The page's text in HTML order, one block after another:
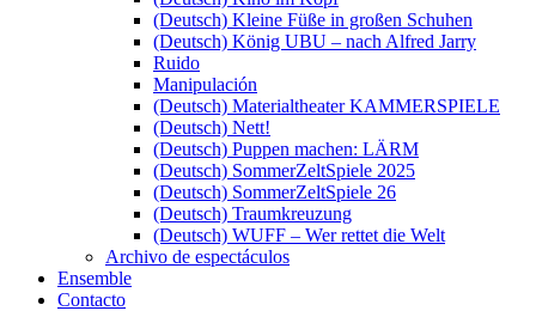
(Deutsch) Kleine Füße in großen Schuhen
(Deutsch) König UBU – nach Alfred Jarry
Ruido
Manipulación
(Deutsch) Materialtheater KAMMERSPIELE
(Deutsch) Nett!
(Deutsch) Puppen machen: LÄRM
(Deutsch) SommerZeltSpiele 2025
(Deutsch) SommerZeltSpiele 26
(Deutsch) Traumkreuzung
(Deutsch) WUFF – Wer rettet die Welt
Archivo de espectáculos
Ensemble
Contacto